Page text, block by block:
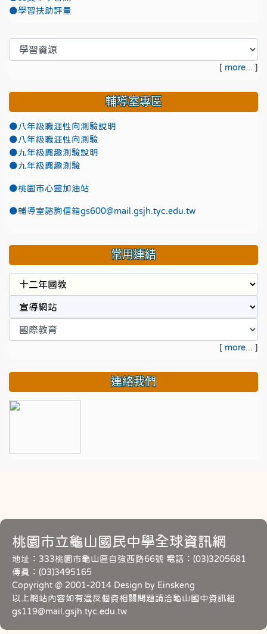
●學習扶助評量
[ more... ]
輔導室專區
●八年級職涯性向測驗說明
●八年級職涯性向測驗
●九年級興趣測驗說明
●九年級興趣測驗
●桃園市心靈加油站
●輔導室諮詢信箱gs600@mail.gsjh.tyc.edu.tw
常用連結
[ more... ]
連絡我們
桃園市立龜山國民中學全球資訊網
地址：333桃園市龜山區自強西路66號 電話：(03)3205681
傳真：(03)3495165
Copyright @ 2001-2014 Design by Einskeng
以上網站內容如有違反個資相關問題請洽龜山國中資訊組
gs119@mail.gsjh.tyc.edu.tw